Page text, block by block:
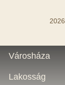
Városháza
Lakosság